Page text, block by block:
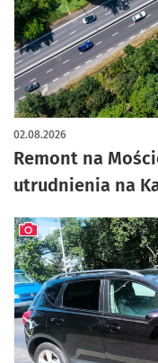
Remont na
utrudnienia na
02.08.2026